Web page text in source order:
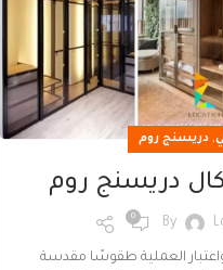
, دريسنج روم
By
0
العملية طقوسًا مقدسة